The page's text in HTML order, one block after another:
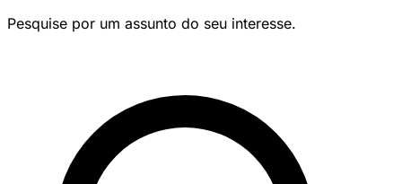
Pesquise por um assunto do seu interesse.